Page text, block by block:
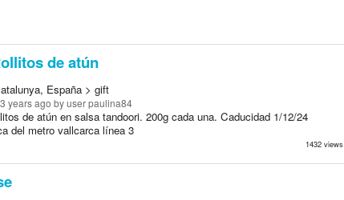
de atún
España > gift
years ago by user paulina84
de atún en salsa tandoori. 200g cada una. Caducidad 1/12/24
del metro vallcarca línea 3
1432 views